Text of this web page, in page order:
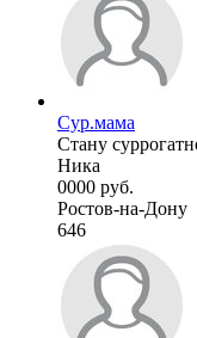
Сур.мама
Стану
Ника
0000 руб.
Ростов-на-Дону
646